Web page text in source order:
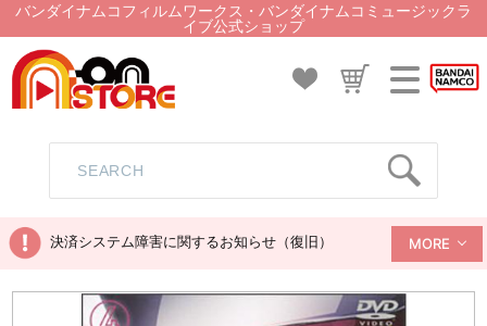
バンダイナムコフィルムワークス・バンダイナムコミュージックラ
イブ公式ショップ
決済システム障害に関するお知らせ（復旧） MORE